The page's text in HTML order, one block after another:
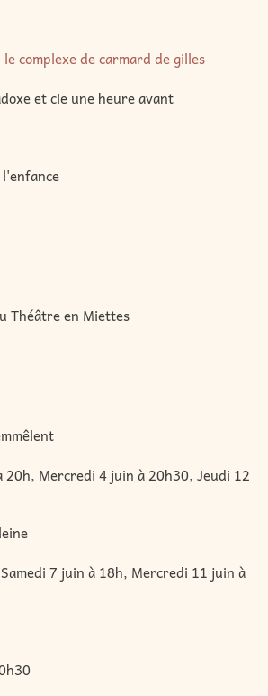
complexe de carmard de gilles
et cie une heure avant
Théâtre en Miettes
20h, Mercredi 4 juin à 20h30, Jeudi 12
7 juin à 18h, Mercredi 11 juin à